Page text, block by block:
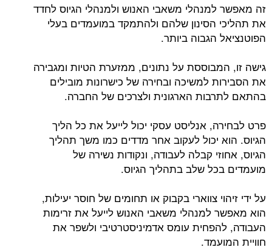
זה מאפשר למנהלי משאבי האנוש ולמנהלי הגיוס לחדד
את תהליכי הסינון שלהם ולהתמקד במועמדים בעלי
הפוטנציאל הגבוה ביותר.
גישה זו, המבוססת על נתונים, ממזערת הטיות ומגבירה
את הסבירות למשיכה ובחירה של כישרונות מובילים
בהתאם לתרבות הארגונית ולצרכים של החברה.
פרט לבחירה, אנליסט עסקי יכול לייעל את כל הליך
הגיוס. הוא יכול לעקוב אחר מדדים כמו משך תהליך
הגיוס, אחוזי קבלה לעבודה, ונקודות נשירה של
מועמדים בכל שלב בתהליך הגיוס.
על ידי זיהוי צווארי בקבוק או תחומים של חוסר יעילות,
הוא מאפשר למנהלי משאבי האנוש לייעל את זרימות
העבודה, להפחית עומס אדמיניסטרטיבי ולשפר את
חוויית המועמד.